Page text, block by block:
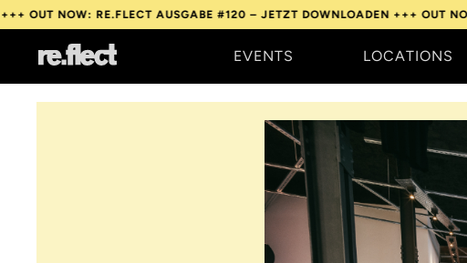
RE.FLECT AUSGABE #120 – JETZT DOWNLOADEN +++OUT NOW:
EVENTS LOCATIONS